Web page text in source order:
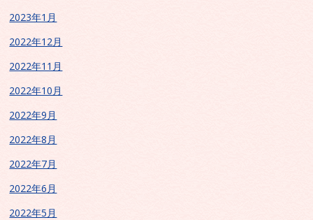
2023年1月
2022年12月
2022年11月
2022年10月
2022年9月
2022年8月
2022年7月
2022年6月
2022年5月